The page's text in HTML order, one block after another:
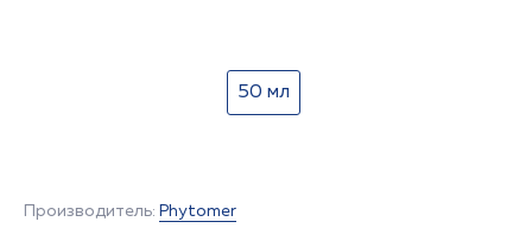
Производитель: Phytomer
50 мл